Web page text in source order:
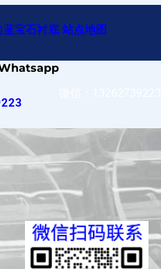
蓝宝石衬底 站点地图